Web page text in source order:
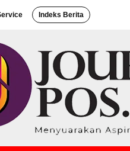
Indeks Berita